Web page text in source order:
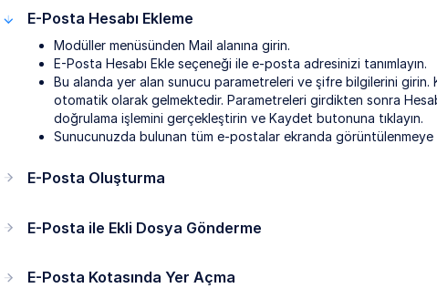
E-Posta Hesabı Ekleme
Modüller menüsünden Mail alanına girin.
E-Posta Hesabı Ekle seçeneği ile e-posta adresinizi tanımlayın.
Bu alanda yer alan sunucu parametreleri ve şifre bilgilerini girin.
otomatik olarak gelmektedir. Parametreleri girdikten sonra
doğrulama işlemini gerçekleştirin ve Kaydet butonuna tıklayın.
Sunucunuzda bulunan tüm e-postalar ekranda görüntülenmeye
E-Posta Oluşturma
E-Posta ile Ekli Dosya Gönderme
E-Posta Kotasında Yer Açma